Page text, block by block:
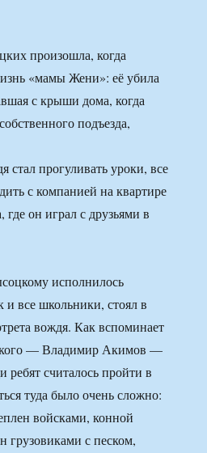
произошла, когда
«мамы Жени»: её убила
с крыши дома, когда
подъезда,
стал прогуливать уроки, все
с компанией на квартире
где он играл с друзьями в
исполнилось
и все школьники, стоял в
вождя. Как вспоминает
— Владимир Акимов —
ребят считалось пройти в
туда было очень сложно:
войсками, конной
грузовиками с песком,